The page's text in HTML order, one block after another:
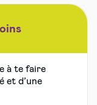
à te faire
et d’une